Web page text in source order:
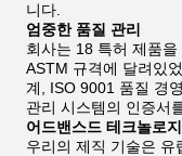
니다.
엄중한 품질 관리
회사는 18 특허 제품
ASTM 규격에 달려있
계, ISO 9001 품질 경
관리 시스템의 인증서
어드밴스드 테크놀로
우리의 제직 기술은 유